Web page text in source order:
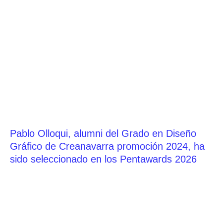
Pablo Olloqui, alumni del Grado en Diseño
Gráfico de Creanavarra promoción 2024, ha
sido seleccionado en los Pentawards 2026